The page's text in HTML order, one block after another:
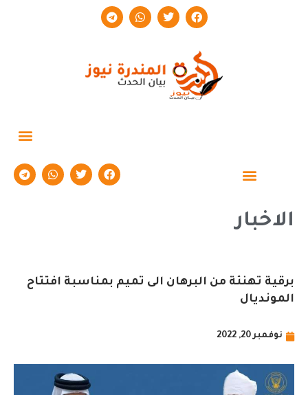
الاخبار
برقية تهنئة من البرهان الى تميم بمناسبة افتتاح
المونديال
نوفمبر 20, 2022